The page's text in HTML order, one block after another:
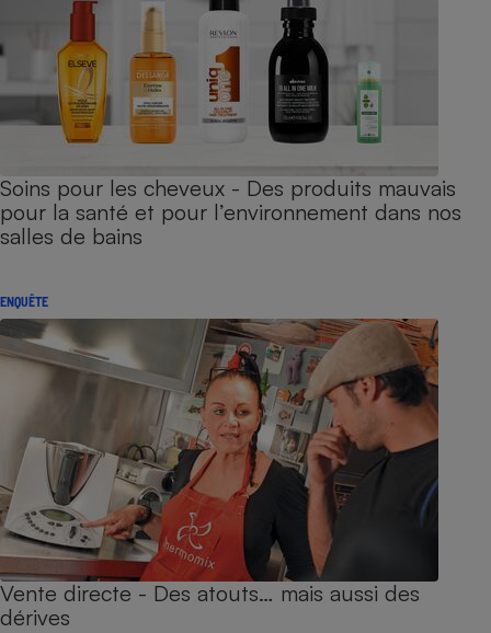
Soins pour les cheveux - Des produits mauvais
pour la santé et pour l’environnement dans nos
salles de bains
ENQUÊTE
Vente directe - Des atouts… mais aussi des
dérives